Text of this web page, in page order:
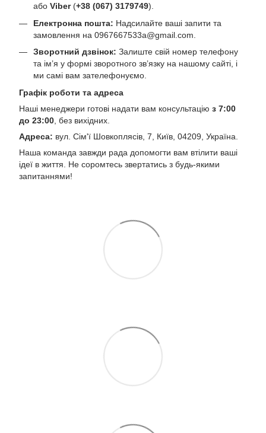
або Viber(+38 (067) 3179749).
Електронна пошта: Надсилайте ваші запити та
замовлення на 0967667533a@gmail.com
Зворотний дзвінок: Залиште свій номер телефону
та ім’я у формі зворотного зв’язку на нашому сайті, і
ми самі вам зателефонуємо.
Графік роботи та адреса
Наші менеджери готові надати вам консультацію з 7:00
до 23:00 , без вихідних.
Адреса: вул. Сім'ї Шовкоплясів, 7, Київ, 04209, Україна.
Наша команда завжди рада допомогти вам втілити ваші
ідеї в життя. Не соромтесь звертатись з будь-якими
запитаннями!